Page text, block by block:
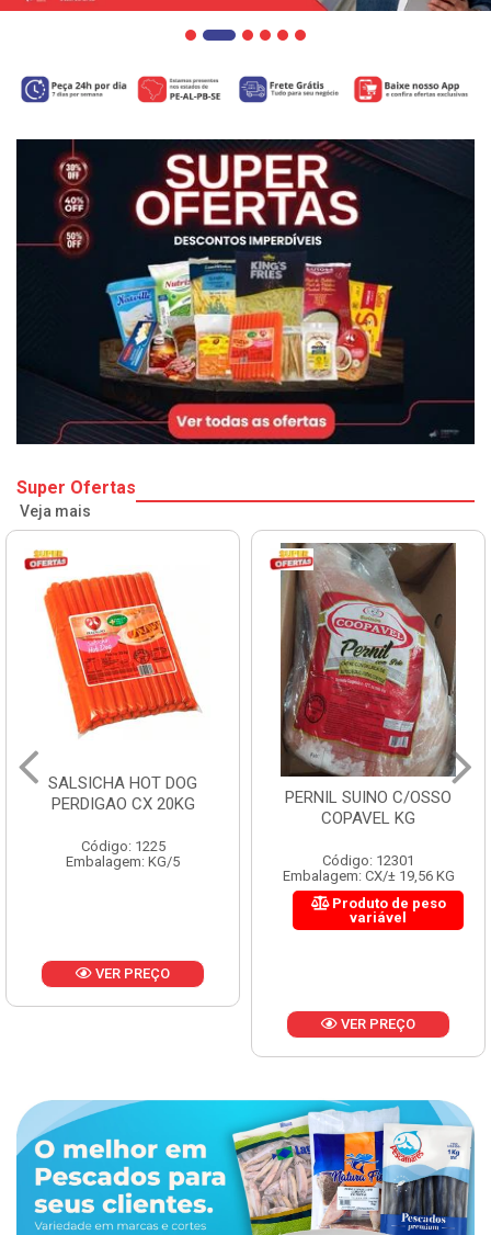
Super Ofertas
Veja mais
SALSICHA HOT DOG
PERDIGAO CX 20KG
Código: 1225
Embalagem: KG/5
VER PREÇO
PERNIL SUINO C/OSSO
COPAVEL KG
Código: 12301
Embalagem: CX/± 19,56 KG
Produto de peso
variável
VER PREÇO